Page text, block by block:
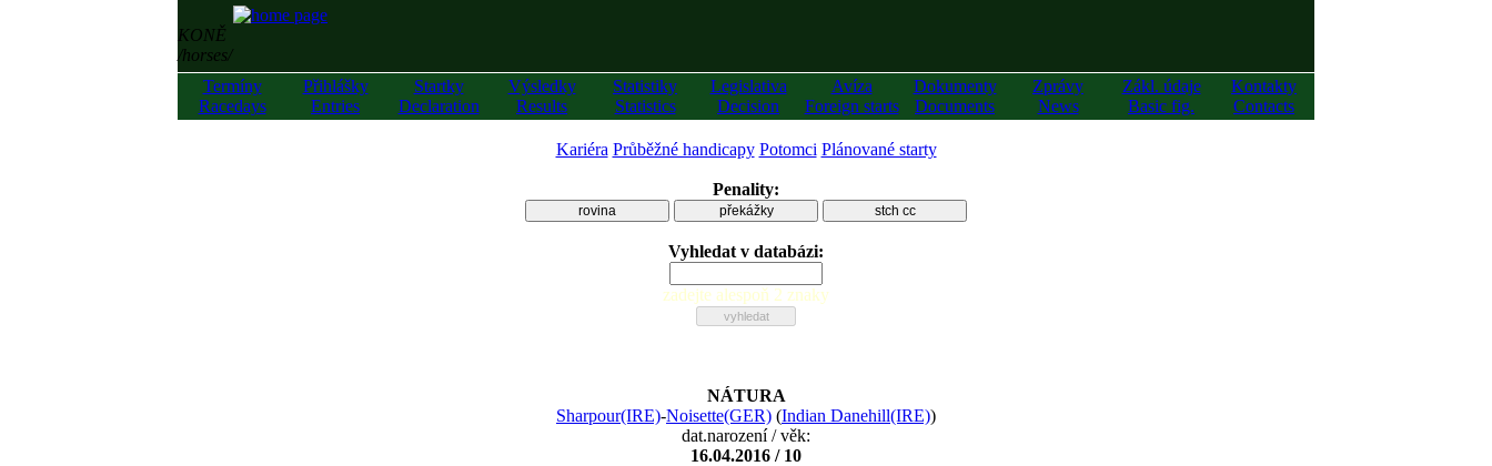
KONĚ
/horses/
Termíny
Racedays
Přihlášky
Entries
Startky
Declaration
Výsledky
Results
Statistiky
Statistics
Legislativa
Decision
Avíza
Foreign starts
Dokumenty
Documents
Zprávy
News
Zákl. údaje
Basic fig.
Kontakty
Contacts
Kariéra Průběžné handicapy Potomci Plánované starty
Penality:
rovina překážky stch cc
Vyhledat v databázi:
zadejte alespoň 2 znaky
NÁTURA
Sharpour(IRE)-Noisette(GER) (Indian Danehill(IRE))
dat.narození / věk:
16.04.2016 / 10